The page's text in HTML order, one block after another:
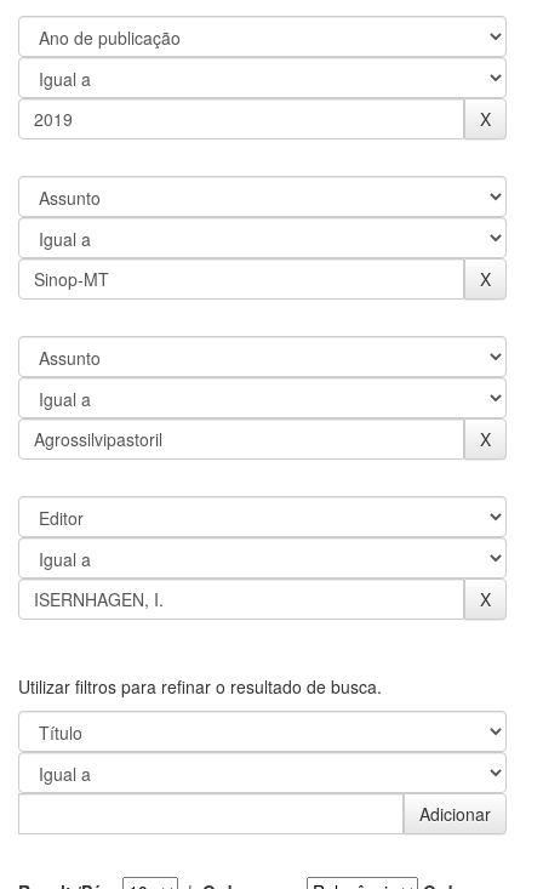
Utilizar filtros para refinar o resultado de busca.